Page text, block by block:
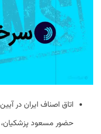
اتاق اصناف ایران در
حضور مسعود پزشکیان،